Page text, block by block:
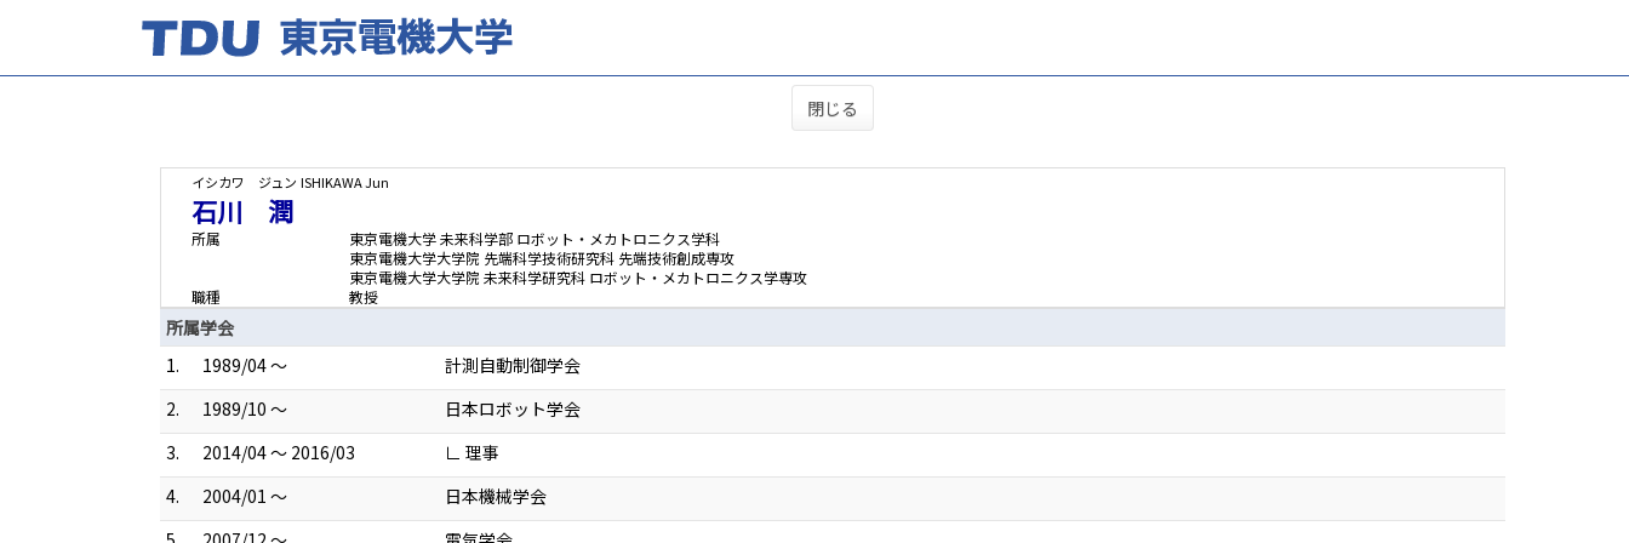
閉じる
イシカワ ジュン ISHIKAWA Jun
石川 潤
所属
東京電機大学 未来科学部 ロボット・メカトロニクス学科
東京電機大学大学院 先端科学技術研究科 先端技術創成専攻
東京電機大学大学院 未来科学研究科 ロボット・メカトロニクス学専攻
職種
教授
所属学会
1.
1989/04 ～
計測自動制御学会
2.
1989/10 ～
日本ロボット学会
3.
2014/04 ～ 2016/03
∟ 理事
4.
2004/01 ～
日本機械学会